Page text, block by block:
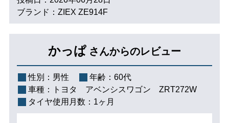
ブランド：ZIEX ZE914F
かっぱ さんからのレビュー
性別： 男性 年齢： 60代
車種：
トヨタ アベンシスワゴン ZRT272W
タイヤ使用月数： 1ヶ月